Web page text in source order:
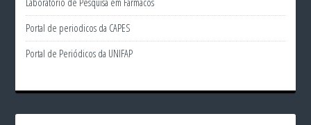
Portal de periodicos da CAPES
Portal de Periódicos da UNIFAP